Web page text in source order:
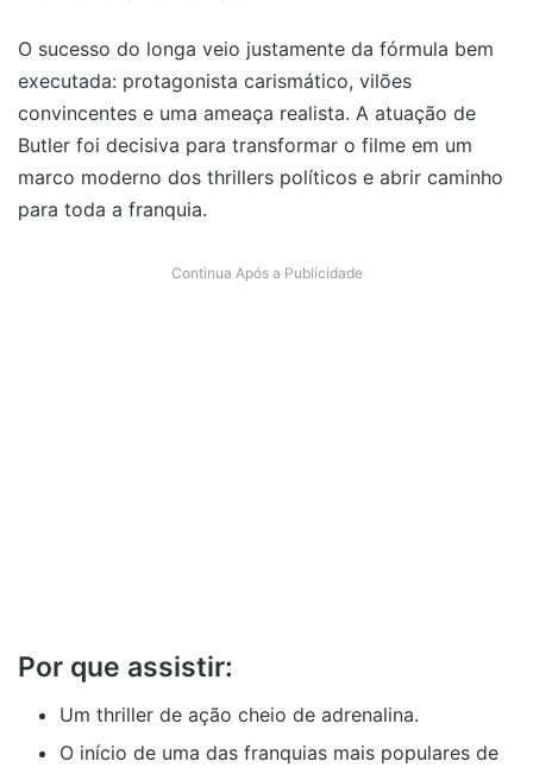
O sucesso do longa veio justamente da fórmula bem
executada: protagonista carismático, vilões
convincentes e uma ameaça realista. A atuação de
Butler foi decisiva para transformar o filme em um
marco moderno dos thrillers políticos e abrir caminho
para toda a franquia.
Continua Após a Publicidade
Por que assistir:
Um thriller de ação cheio de adrenalina.
O início de uma das franquias mais populares de